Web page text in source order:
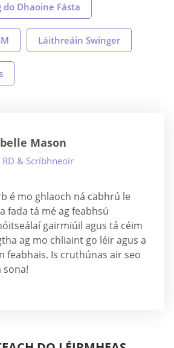
Dhaoine Fásta
Láithreáin Swinger
Mason
RD & Scríbhneoir
é mo ghlaoch ná cabhrú le
fada tá mé ag feabhsú
gairmiúil agus tá céim
ag mo chliaint go léir agus a
feabhais. Is cruthúnas air seo
sona!